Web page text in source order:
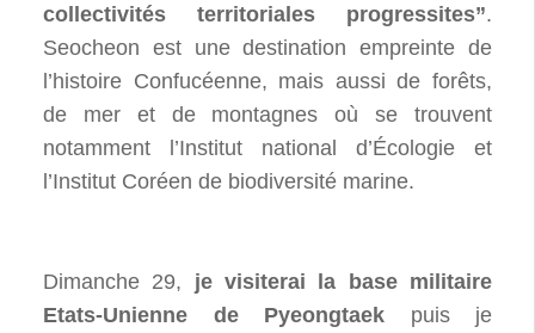
collectivités territoriales progressites”.
Seocheon est une destination empreinte de
l’histoire Confucéenne, mais aussi de forêts,
de mer et de montagnes où se trouvent
notamment l’Institut national d’Écologie et
l’Institut Coréen de biodiversité marine.
Dimanche 29, je visiterai la base militaire
Etats-Unienne de Pyeongtaek puis je